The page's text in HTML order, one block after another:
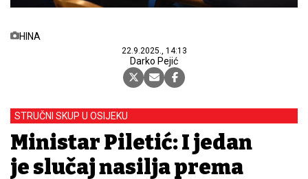
HINA
22.9.2025., 14:13
Darko Pejić
STRUČNI SKUP U OSIJEKU
Ministar Piletić: I jedan
je slučaj nasilja prema